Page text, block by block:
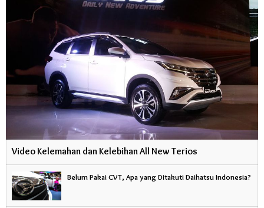
Video Kelemahan dan Kelebihan All New Terios
Belum Pakai CVT, Apa yang Ditakuti Daihatsu Indonesia?